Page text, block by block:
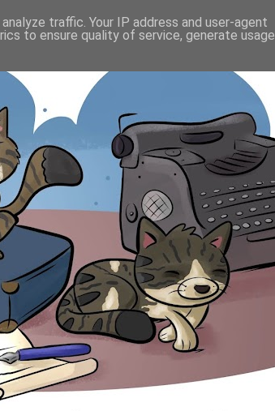
traffic. Your IP address and user-agent
to ensure quality of service, generate usage